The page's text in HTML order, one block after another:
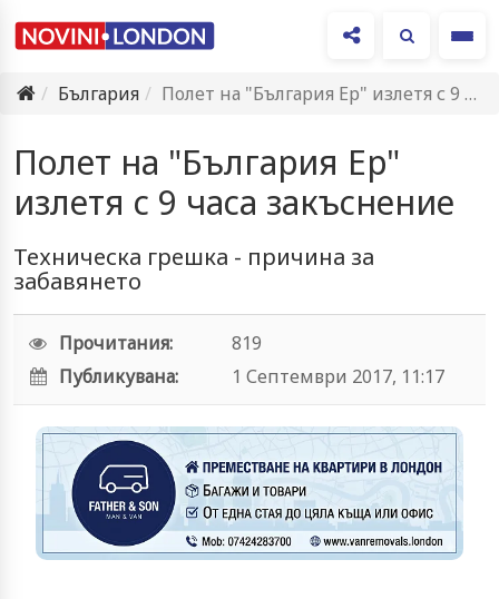
България
Полет на "България Ер" излетя с 9 часа закъснение
Полет на "България Ер"
излетя с 9 часа закъснение
Техническа грешка - причина за
забавянето
Прочитания:
819
Публикувана:
1 Септември 2017, 11:17